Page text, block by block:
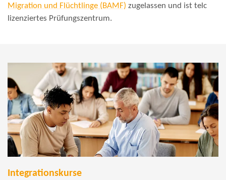
Migration und Flüchtlinge (BAMF) zugelassen und ist telc
lizenziertes Prüfungszentrum.
Integrationskurse